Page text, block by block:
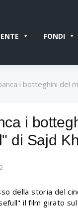
ENTE FONDI
i botteghini del
i
di Sajd
della storia del
il film girato